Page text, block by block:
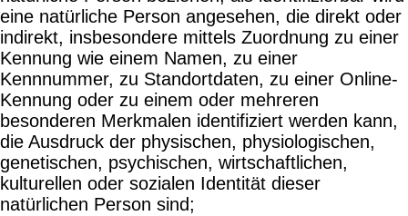
eine natürliche Person angesehen, die direkt oder
indirekt, insbesondere mittels Zuordnung zu einer
Kennung wie einem Namen, zu einer
Kennnummer, zu Standortdaten, zu einer Online-
Kennung oder zu einem oder mehreren
besonderen Merkmalen identifiziert werden kann,
die Ausdruck der physischen, physiologischen,
genetischen, psychischen, wirtschaftlichen,
kulturellen oder sozialen Identität dieser
natürlichen Person sind;